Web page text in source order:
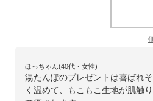
ほっちゃん(40代・女性)
湯たんぽのプレゼントは喜ばれ
く温めて、もこもこ生地が肌触